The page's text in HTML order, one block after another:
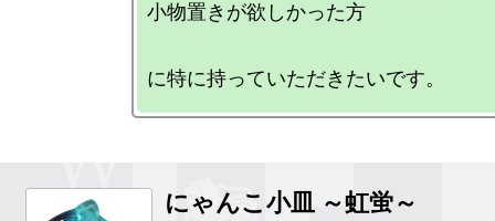
小物置きが欲しかった方
にゃんこ小皿 ～虹蛍～